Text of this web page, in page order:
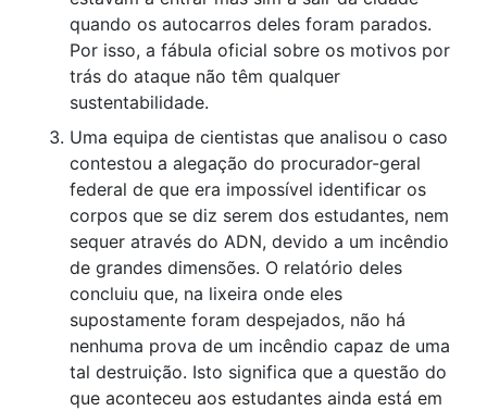
quando os autocarros deles foram parados.
Por isso, a fábula oficial sobre os motivos por
trás do ataque não têm qualquer
sustentabilidade.
Uma equipa de cientistas que analisou o caso
contestou a alegação do procurador-geral
federal de que era impossível identificar os
corpos que se diz serem dos estudantes, nem
sequer através do ADN, devido a um incêndio
de grandes dimensões. O relatório deles
concluiu que, na lixeira onde eles
supostamente foram despejados, não há
nenhuma prova de um incêndio capaz de uma
tal destruição. Isto significa que a questão do
que aconteceu aos estudantes ainda está em